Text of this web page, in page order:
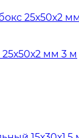
мм 3 м